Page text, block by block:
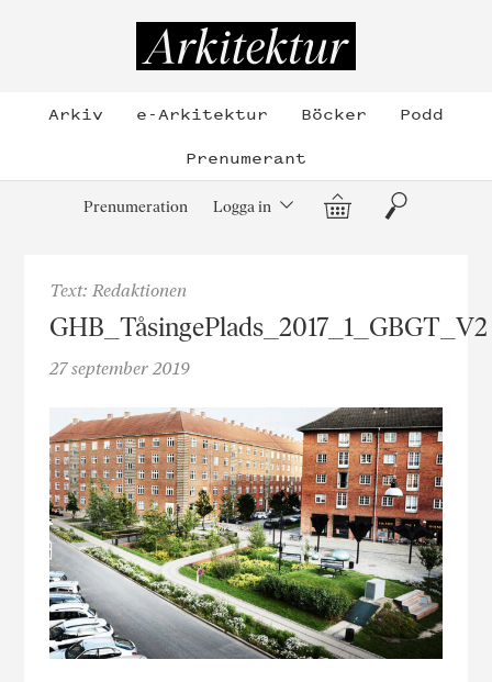
Arkiv e-Arkitektur Böcker
Podd
Prenumerant
Prenumeration Logga in Varukorg
Sök
Text: Redaktionen
GHB_TåsingePlads_2017_1_GBGT_V2
27 september 2019